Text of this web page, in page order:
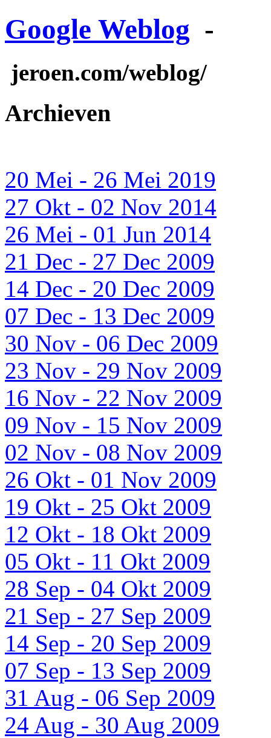
Google Weblog -
jeroen.com/weblog/
Archieven
20 Mei - 26 Mei 2019
27 Okt - 02 Nov 2014
26 Mei - 01 Jun 2014
21 Dec - 27 Dec 2009
14 Dec - 20 Dec 2009
07 Dec - 13 Dec 2009
30 Nov - 06 Dec 2009
23 Nov - 29 Nov 2009
16 Nov - 22 Nov 2009
09 Nov - 15 Nov 2009
02 Nov - 08 Nov 2009
26 Okt - 01 Nov 2009
19 Okt - 25 Okt 2009
12 Okt - 18 Okt 2009
05 Okt - 11 Okt 2009
28 Sep - 04 Okt 2009
21 Sep - 27 Sep 2009
14 Sep - 20 Sep 2009
07 Sep - 13 Sep 2009
31 Aug - 06 Sep 2009
24 Aug - 30 Aug 2009